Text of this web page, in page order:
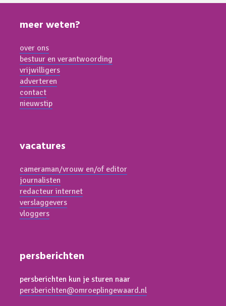
meer weten?
over ons
bestuur en verantwoording
vrijwilligers
adverteren
contact
nieuwstip
vacatures
cameraman/vrouw en/of editor
journalisten
redacteur internet
verslaggevers
vloggers
persberichten
persberichten kun je sturen naar
persberichten@omroeplingewaard.nl